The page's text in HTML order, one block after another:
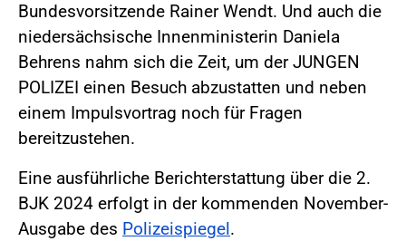
Bundesvorsitzende Rainer Wendt. Und auch die
niedersächsische Innenministerin Daniela
Behrens nahm sich die Zeit, um der JUNGEN
POLIZEI einen Besuch abzustatten und neben
einem Impulsvortrag noch für Fragen
bereitzustehen.
Eine ausführliche Berichterstattung über die 2.
BJK 2024 erfolgt in der kommenden November-
Ausgabe des Polizeispiegel.